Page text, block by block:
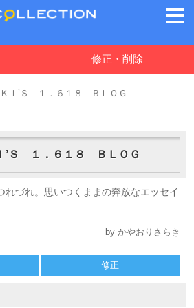
修正・削除
’Ｓ １．６１８ ＢＬＯＧ
れづれ。思いつくままの奔放なエッセイ
by かやおりさらき
修正